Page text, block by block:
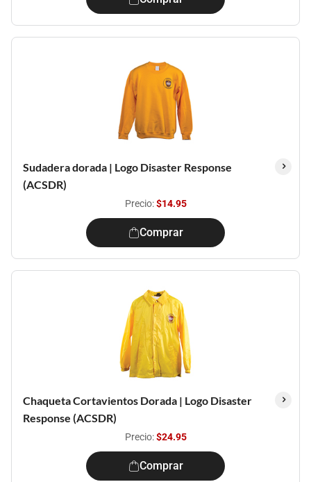
Sudadera dorada | Logo Disaster Response
(ACSDR)
Precio:$14.95
Comprar
Chaqueta Cortavientos Dorada | Logo Disaster
Response (ACSDR)
Precio:$24.95
Comprar